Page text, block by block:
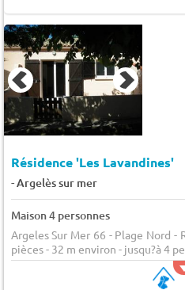
Résidence 'Les Lavandines'
-Argelès sur mer
Maison 4 personnes
Argeles Sur Mer 66 - Plage Nord -
pièces - 32 m environ - jusqu?à 4